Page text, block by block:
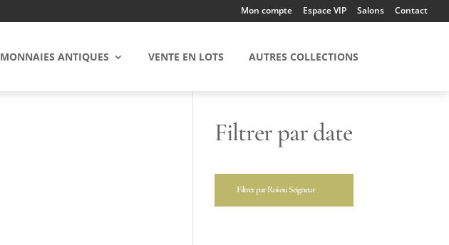
Mon compte Espace VIP Salons Contact
MONNAIES ANTIQUES VENTE EN LOTS AUTRES COLLECTIONS
Filtrer par date
Filtrer par Roi ou Seigneur